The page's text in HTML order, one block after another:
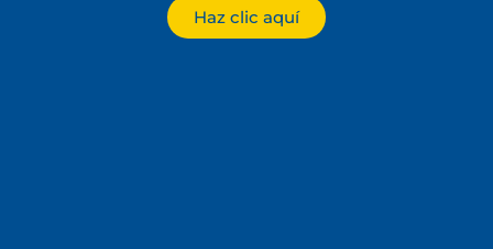
Haz clic aquí